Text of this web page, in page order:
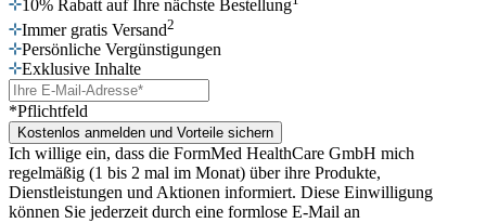
10% Rabatt auf Ihre nächste Bestellung
Immer gratis Versand2
Persönliche Vergünstigungen
Exklusive Inhalte
*Pflichtfeld
Kostenlos anmelden und Vorteile sichern
Ich willige ein, dass die FormMed HealthCare GmbH mich
regelmäßig (1 bis 2 mal im Monat) über ihre Produkte,
Dienstleistungen und Aktionen informiert. Diese Einwilligung
können Sie jederzeit durch eine formlose E-Mail an